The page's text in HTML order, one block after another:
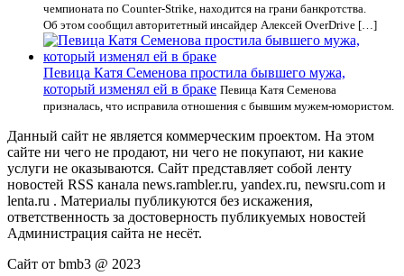
чемпионата по Counter-Strike, находится на грани банкротства.
Об этом сообщил авторитетный инсайдер Алексей OverDrive […]
Певица Катя Семенова простила бывшего мужа,
который изменял ей в браке Певица Катя Семенова
призналась, что исправила отношения с бывшим мужем-юмористом.
Данный сайт не является коммерческим проектом. На этом
сайте ни чего не продают, ни чего не покупают, ни какие
услуги не оказываются. Сайт представляет собой ленту
новостей RSS канала news.rambler.ru, yandex.ru, newsru.com и
lenta.ru . Материалы публикуются без искажения,
ответственность за достоверность публикуемых новостей
Администрация сайта не несёт.
Сайт от bmb3 @ 2023